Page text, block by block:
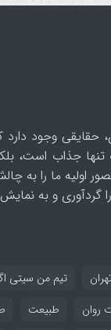
وجود دارد
جذاب است،
اولیه ما را به
و به نمایش
تیم من سیتی
روان طبیعت